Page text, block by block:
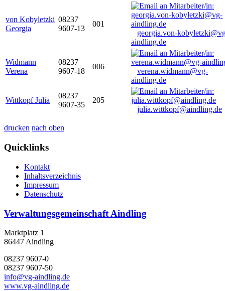
von Kobyletzki
Georgia
08237
9607-13
001
georgia.von-
aindling.de
Widmann
Verena
08237
9607-18
006
verena.widmann@vg-
aindling.de
Wittkopf Julia
08237
9607-35
205
julia.wittkopf@aindling.de
drucken nach oben
Quicklinks
Kontakt
Inhaltsverzeichnis
Impressum
Datenschutz
Verwaltungsgemeinschaft Aindling
Marktplatz 1
86447 Aindling
08237 9607-0
08237 9607-50
info@vg-aindling.de
www.vg-aindling.de